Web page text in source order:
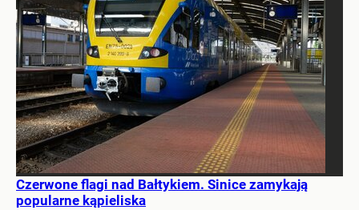
Czerwone flagi nad Bałtykiem. Sinice zamykają
popularne kąpieliska